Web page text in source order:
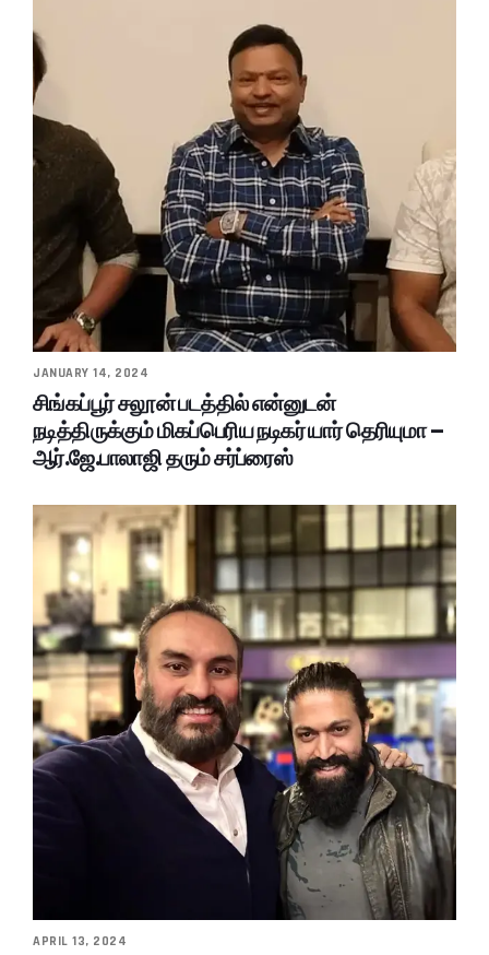
JANUARY 14, 2024
சிங்கப்பூர் சலூன் படத்தில் என்னுடன்
நடித்திருக்கும் மிகப்பெரிய நடிகர் யார் தெரியுமா –
ஆர்.ஜே.பாலாஜி தரும் சர்ப்ரைஸ்
APRIL 13, 2024